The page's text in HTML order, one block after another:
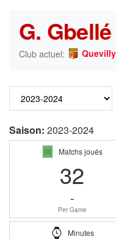
G. Gbellé
Club actuel: Quevilly
Saison: 2023-2024
Matchs joués
32
-
Per Game
Minutes